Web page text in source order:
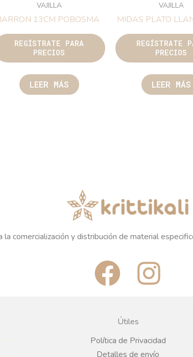
VAJILLA
13CM POBOSMA
REGÍSTRATE PARA
PRECIOS
LEER MÁS
VAJILLA
MIDAS PLATO
REGÍSTRATE
PRECIOS
LEER MÁS
la comercialización y distribución de material
F
a
c
e
I
n
t
Útiles
Política de Privacidad
Detalles de envío